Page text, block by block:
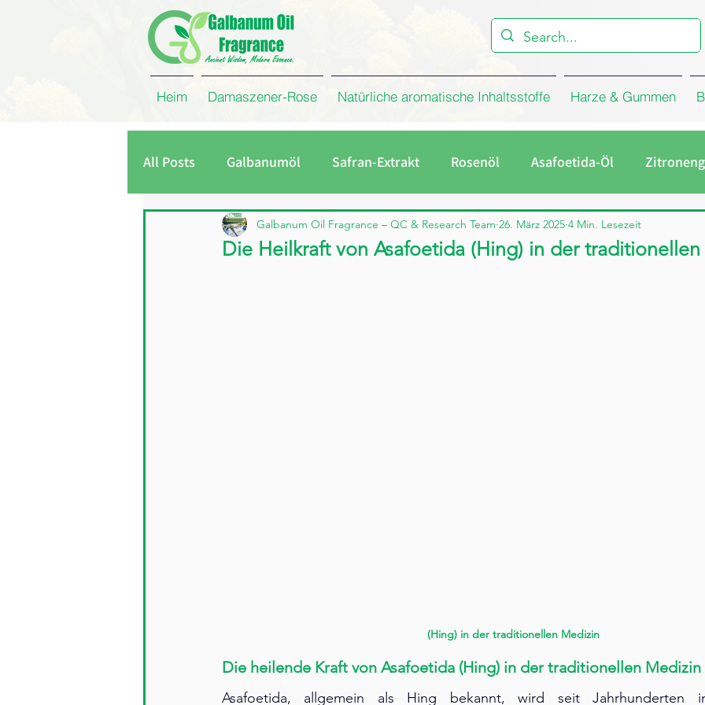
Heim Damaszener-Rose Natürliche aromatische Inhaltsstoffe Harze & Gummen
All Posts Galbanumöl Safran-Extrakt Rosenöl Asafoetida-Öl
Unternehmen Kreuzkümmelöl Eukalyptusöl Firma Rosenkonkret
Die Heilkraft von Asafoetida (Hing) in der
Galbanum Oil Fragrance – QC & Research Team 26. März 2025 4 Min. Lesezeit
(Hing) in der traditionellen Medizin
Die heilende Kraft von Asafoetida (Hing) in der traditionellen Medizin
Asafoetida, allgemein als Hing bekannt, wird seit Jahrhunderten